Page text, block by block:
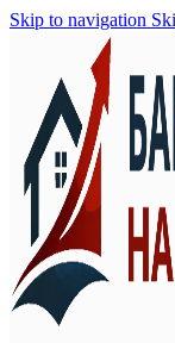
Skip to navigation